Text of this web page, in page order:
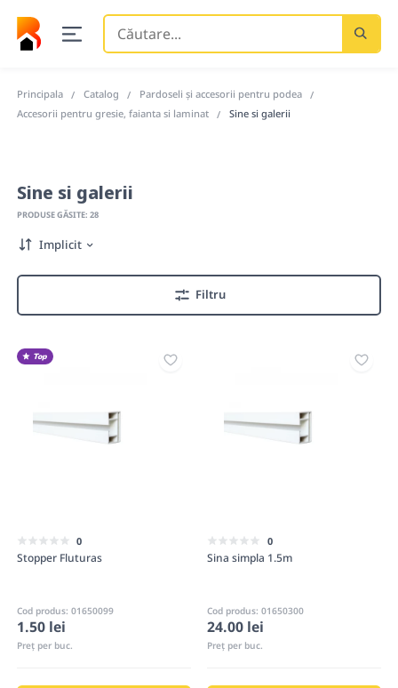
Căutare
Principala Catalog
Pardoseli și accesorii pentru podea
Accesorii pentru gresie, faianta si laminat
Sine si galerii
Sine si galerii
PRODUSE GĂSITE: 28
Implicit
Filtru
Top
0
Stopper Fluturas
Cod produs: 01650099
1.50 lei
Preț per buc.
0
Sina simpla 1.5m
Cod produs: 01650300
24.00 lei
Preț per buc.